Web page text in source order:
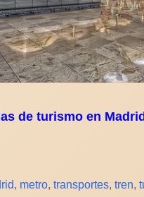
de turismo en
, metro, transportes, tren,